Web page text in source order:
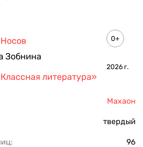
Зобнина
0+
2026 г.
литература»
Махаон
твердый
96